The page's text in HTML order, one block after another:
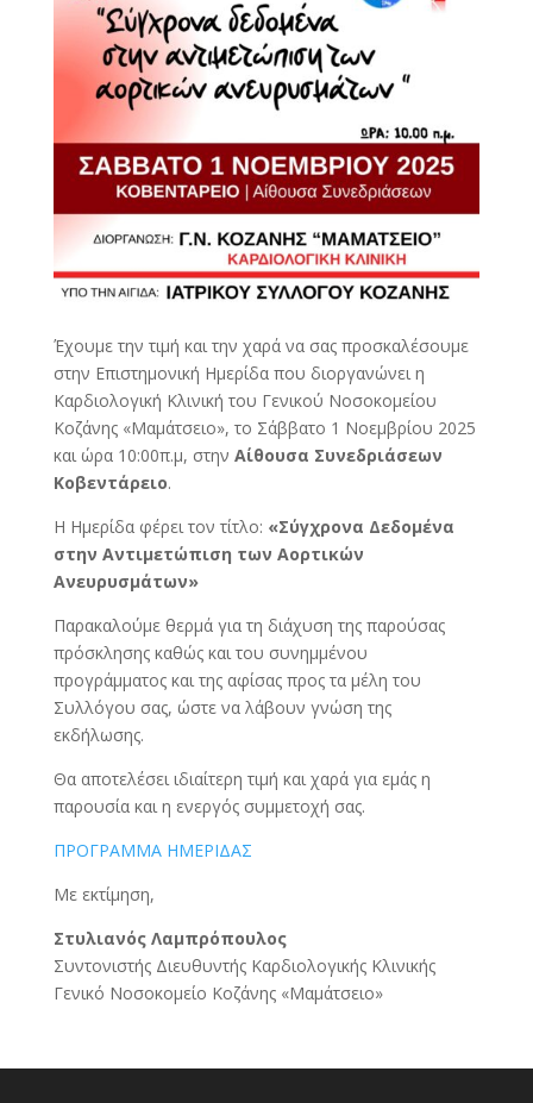
Έχουμε την τιμή και την χαρά να σας προσκαλέσουμε
στην Επιστημονική Ημερίδα που διοργανώνει η
Καρδιολογική Κλινική του Γενικού Νοσοκομείου
Κοζάνης «Μαμάτσειο», το Σάββατο 1 Νοεμβρίου 2025
και ώρα 10:00π.μ, στην Αίθουσα Συνεδριάσεων
Κοβεντάρειο.
Η Ημερίδα φέρει τον τίτλο: «Σύγχρονα Δεδομένα
στην Αντιμετώπιση των Αορτικών
Ανευρυσμάτων»
Παρακαλούμε θερμά για τη διάχυση της παρούσας
πρόσκλησης καθώς και του συνημμένου
προγράμματος και της αφίσας προς τα μέλη του
Συλλόγου σας, ώστε να λάβουν γνώση της
εκδήλωσης.
Θα αποτελέσει ιδιαίτερη τιμή και χαρά για εμάς η
παρουσία και η ενεργός συμμετοχή σας.
ΠΡΟΓΡΑΜΜΑ ΗΜΕΡΙΔΑΣ
Με εκτίμηση,
Στυλιανός Λαμπρόπουλος
Συντονιστής Διευθυντής Καρδιολογικής Κλινικής
Γενικό Νοσοκομείο Κοζάνης «Μαμάτσειο»